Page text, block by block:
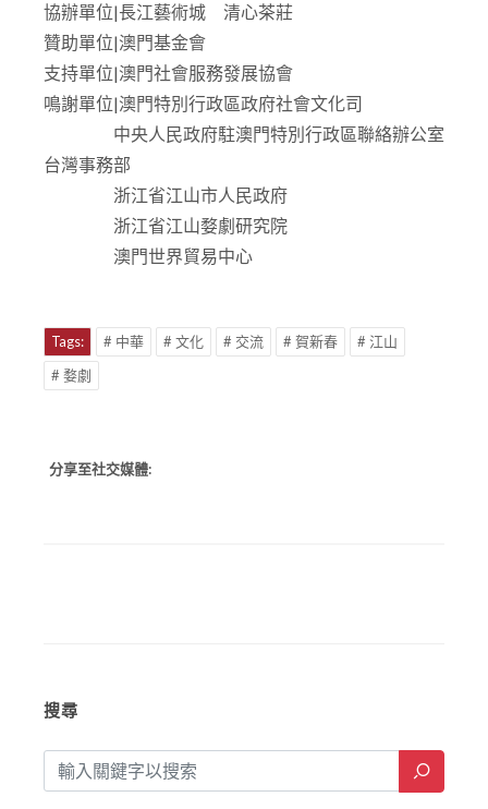
協辦單位|長江藝術城 清心茶莊
贊助單位|澳門基金會
支持單位|澳門社會服務發展協會
鳴謝單位|澳門特別行政區政府社會文化司
中央人民政府駐澳門特別行政區聯絡辦公室
台灣事務部
浙江省江山市人民政府
浙江省江山婺劇研究院
澳門世界貿易中心
Tags: # 中華 # 文化 # 交流 # 賀新春
# 江山
# 婺劇
分享至社交媒體:
搜尋